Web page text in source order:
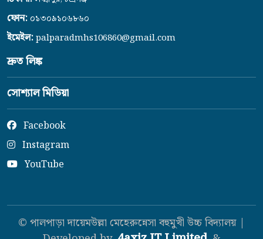
ফোন: ০১৩০৯১০৬৮৬০
ইমেইল:palparadmhs106860@gmail.com
দ্রুত লিঙ্ক
সোশ্যাল মিডিয়া
Facebook
Instagram
YouTube
© পালপাড়া দায়েমউল্লা মেহেরুন্নেসা বহুমুখী উচ্চ বিদ্যালয় |